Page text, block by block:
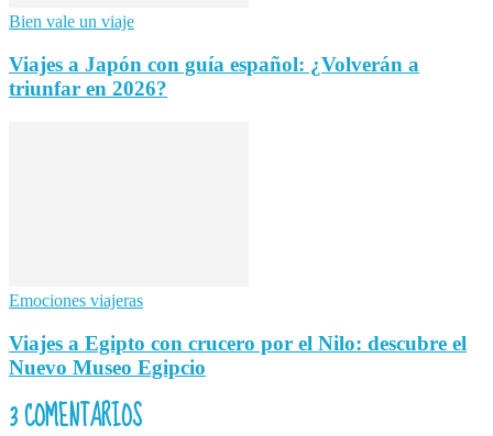
Bien vale un viaje
Viajes a Japón con guía español: ¿Volverán a
triunfar en 2026?
Emociones viajeras
Viajes a Egipto con crucero por el Nilo: descubre el
Nuevo Museo Egipcio
3 COMENTARIOS